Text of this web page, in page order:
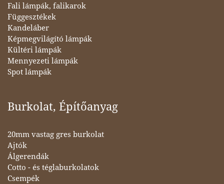
Fali lámpák, falikarok
Függesztékek
Kandeláber
Képmegvilágító lámpák
Kültéri lámpák
Mennyezeti lámpák
Spot lámpák
Burkolat, Építőanyag
20mm vastag gres burkolat
Ajtók
Álgerendák
Cotto - és téglaburkolatok
Csempék